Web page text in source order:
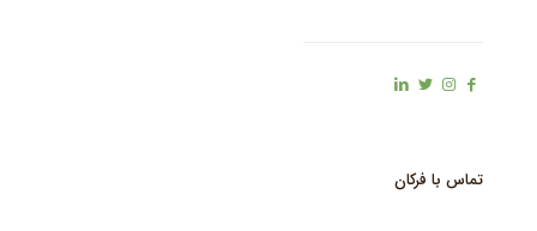
تماس با فرکان